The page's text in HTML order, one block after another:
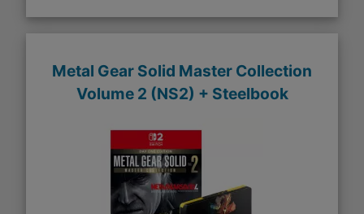
Metal Gear Solid Master Collection
Volume 2 (NS2) + Steelbook